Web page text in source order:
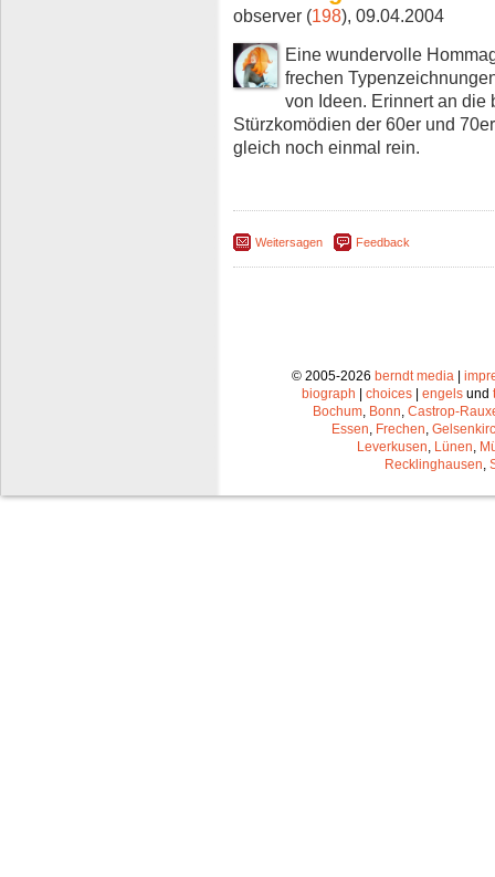
observer (198), 09.04.2004
Eine wundervolle
frechen
von Ideen. Erinnert an die
Stürzkomödien der 60er und
gleich noch einmal rein.
Weitersagen Feedback
© 2005-2026 berndt media|
biograph | choices | engels und
Bochum, Bonn, Castrop-
Essen, Frechen,
Leverkusen, Lünen,
Recklinghausen,